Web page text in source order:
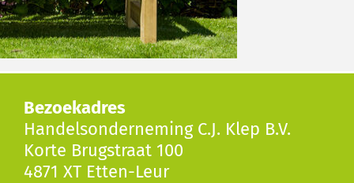
Bezoekadres
Handelsonderneming C.J. Klep B.V.
Korte Brugstraat 100
4871 XT Etten-Leur